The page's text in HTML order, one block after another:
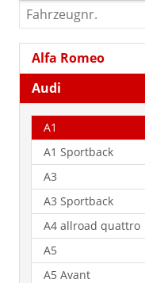
Fahrzeugnr.
Alfa Romeo
Audi
A1
A1 Sportback
A3
A3 Sportback
A4 allroad quattro
A5
A5 Avant